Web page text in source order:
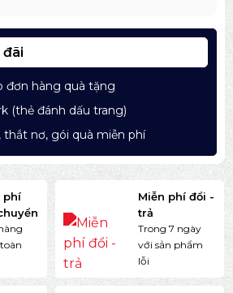
đãi
đơn hàng quà tặng
(thẻ đánh dấu trang)
thắt nơ, gói quà miễn phí
phí
Miễn phí đổi -
trả
Trong 7 ngày
với sản phẩm
lỗi